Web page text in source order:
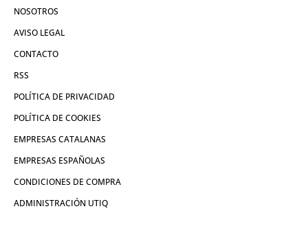
NOSOTROS
AVISO LEGAL
CONTACTO
RSS
POLÍTICA DE PRIVACIDAD
POLÍTICA DE COOKIES
EMPRESAS CATALANAS
EMPRESAS ESPAÑOLAS
CONDICIONES DE COMPRA
ADMINISTRACIÓN UTIQ